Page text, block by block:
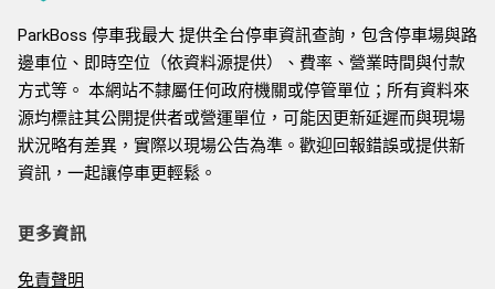
ParkBoss 停車我最大 提供全台停車資訊查詢，包含停車場與路
邊車位、即時空位（依資料源提供）、費率、營業時間與付款
方式等。 本網站不隸屬任何政府機關或停管單位；所有資料來
源均標註其公開提供者或營運單位，可能因更新延遲而與現場
狀況略有差異，實際以現場公告為準。歡迎回報錯誤或提供新
資訊，一起讓停車更輕鬆。
更多資訊
免責聲明